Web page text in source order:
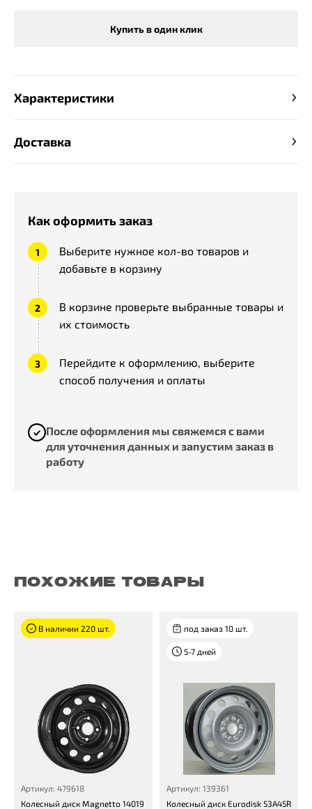
Купить в один клик
Как оформить заказ
Выберите нужное кол-во товаров и
добавьте в корзину
В корзине проверьте выбранные товары и
их стоимость
Перейдите к оформлению, выберите
способ получения и оплаты
После оформления мы свяжемся с вами
для уточнения данных и запустим заказ в
работу
Характеристики
Доставка
ПОХОЖИЕ ТОВАРЫ
В наличии 220 шт.
Артикул: 479618
Колесный диск Magnetto 14019
под заказ 10 шт.
5-7 дней
Артикул: 139361
Колесный диск Eurodisk 53A45R